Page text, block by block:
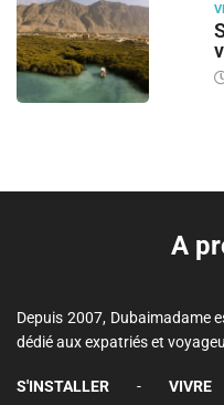
A
Depuis 2007, Dubaimadame
dédié aux expatriés et
S'INSTALLER - VIVRE